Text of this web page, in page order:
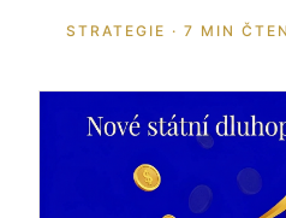
STRATEGIE · 7 MIN